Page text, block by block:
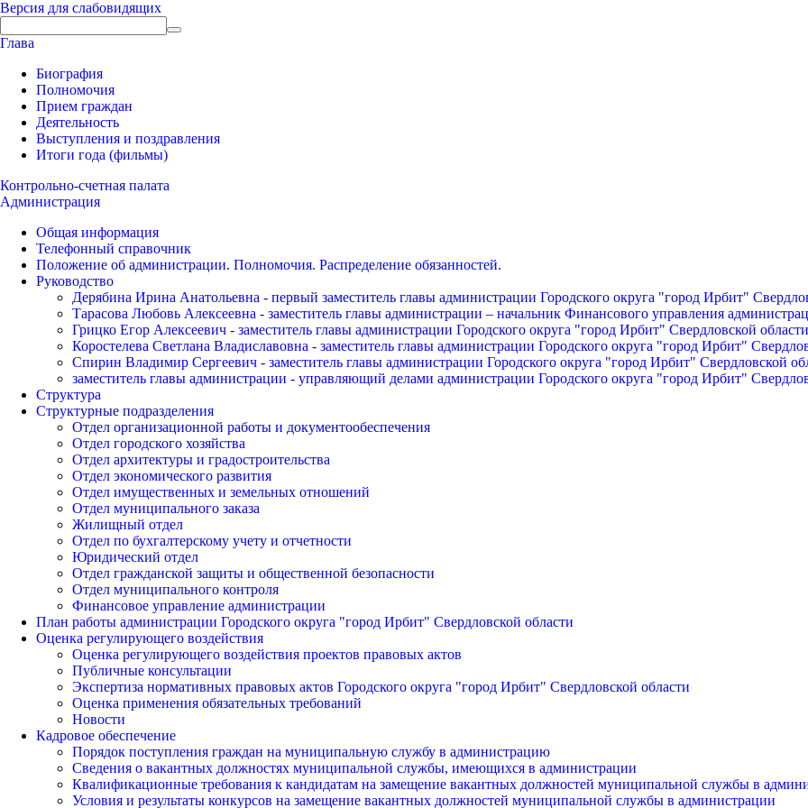
Версия для слабовидящих
Глава
Биография
Полномочия
Прием граждан
Деятельность
Выступления и поздравления
Итоги года (фильмы)
Контрольно-счетная палата
Администрация
Общая информация
Телефонный справочник
Положение об администрации. Полномочия. Распределение обязанностей.
Руководство
Дерябина Ирина Анатольевна - первый заместитель главы администрации Городского округа "город Ирбит"
Тарасова Любовь Алексеевна - заместитель главы администрации – начальник Финансового управления
Грицко Егор Алексеевич - заместитель главы администрации Городского округа "город Ирбит" Свердловской области
Коростелева Светлана Владиславовна - заместитель главы администрации Городского округа "город Ирбит"
Спирин Владимир Сергеевич - заместитель главы администрации Городского округа "город Ирбит" Свердловской
заместитель главы администрации - управляющий делами администрации Городского округа "город Ирбит"
Структура
Структурные подразделения
Отдел организационной работы и документообеспечения
Отдел городского хозяйства
Отдел архитектуры и градостроительства
Отдел экономического развития
Отдел имущественных и земельных отношений
Отдел муниципального заказа
Жилищный отдел
Отдел по бухгалтерскому учету и отчетности
Юридический отдел
Отдел гражданской защиты и общественной безопасности
Отдел муниципального контроля
Финансовое управление администрации
План работы администрации Городского округа "город Ирбит" Свердловской области
Оценка регулирующего воздействия
Оценка регулирующего воздействия проектов правовых актов
Публичные консультации
Экспертиза нормативных правовых актов Городского округа "город Ирбит" Свердловской области
Оценка применения обязательных требований
Новости
Кадровое обеспечение
Порядок поступления граждан на муниципальную службу в администрацию
Сведения о вакантных должностях муниципальной службы, имеющихся в администрации
Квалификационные требования к кандидатам на замещение вакантных должностей муниципальной службы в
Условия и результаты конкурсов на замещение вакантных должностей муниципальной службы в администрации